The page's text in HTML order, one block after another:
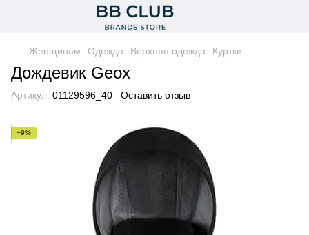
Женщинам Одежда Верхняя одежда Куртки
Дождевик Geox
Артикул: 01129596_40 Оставить отзыв
−9%